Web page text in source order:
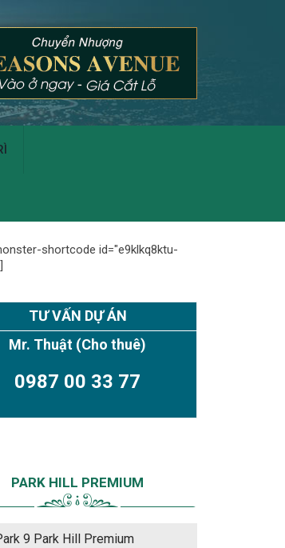
shortcode id="e9klkq8ktu-
TƯ VẤN DỰ ÁN
Mr. Thuật (Cho thuê)
0987 00 33 77
PARK HILL PREMIUM
9 Park Hill Premium